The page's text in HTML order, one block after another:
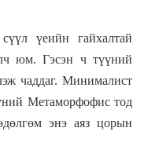
үеийн гайхалтай
юм. Гэсэн ч түүний
чаддаг. Минималист
Метаморфофис тод
энэ аяз цорын